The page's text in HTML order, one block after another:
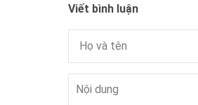
Viết bình luận